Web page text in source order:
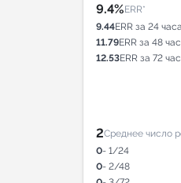
9.4%ERR*
9.44ERR за 24 часа
11.79ERR за 48
12.53ERR за 72
2Среднее число
0- 1/24
0- 2/48